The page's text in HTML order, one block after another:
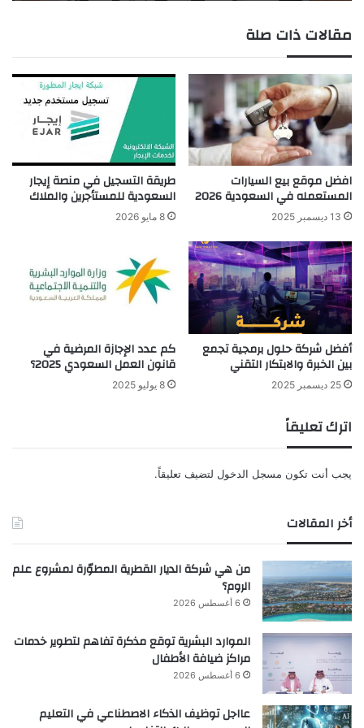
مقالات ذات صلة
افضل موقع بيع السيارات
المستعمله في السعودية 2026
13 ديسمبر 2025
طريقة التسجيل في منصة إيجار
السعودية للمستأجرين والملاك
8 مايو 2026
أفضل شركة حلول برمجية تجمع
بين الخبرة والابتكار التقني
25 ديسمبر 2025
كم عدد الإجازة المرضية في
قانون العمل السعودي 2025؟
8 يوليو 2025
اترك تعليقاً
يجب أنت تكون مسجل الدخول لتضيف تعليقاً.
أخر المقالات
من هي شركة الديار القطرية المطوّرة لمشروع علم
الروم؟
6 أغسطس 2026
الموارد البشرية توقع مذكرة تفاهم لتطوير خدمات
مراكز ضيافة الأطفال
6 أغسطس 2026
عااجل توظيف الذكاء الاصطناعي في التعليم